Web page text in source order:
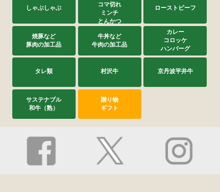
しゃぶしゃぶ
コマ切れ
ミンチ
とんかつ
ローストビーフ
焼豚など
豚肉の加工品
牛丼など
牛肉の加工品
カレー
コロッケ
ハンバーグ
タレ類 村沢牛 京丹波平井牛
サステナブル
和牛（熟）
贈り物
ギフト